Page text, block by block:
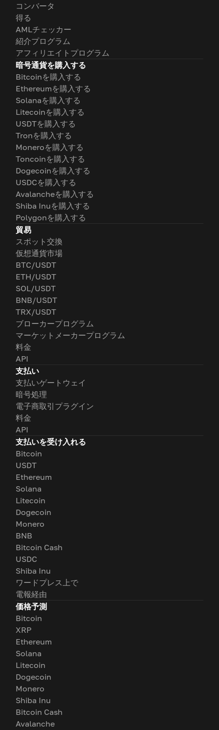
コンバータ
得る
AMLチェッカー
紹介プログラム
アフィリエイトプログラム
暗号通貨を購入する
Bitcoinを購入する
Ethereumを購入する
Solanaを購入する
Litecoinを購入する
USDTを購入する
Tronを購入する
Moneroを購入する
Toncoinを購入する
Dogecoinを購入する
USDCを購入する
Avalancheを購入する
Shiba Inuを購入する
Polygonを購入する
貿易
スポット交換
仮想通貨市場
BTC/USDT
ETH/USDT
SOL/USDT
BNB/USDT
TRX/USDT
ブローカープログラム
マーケットメーカープログラム
料金
API
支払い
支払いゲートウェイ
暗号処理
電子商取引プラグイン
料金
API
支払いを受け入れる
Bitcoin
USDT
Ethereum
Solana
Litecoin
Dogecoin
Monero
BNB
Bitcoin Cash
USDC
Shiba Inu
ワードプレス上で
電報経由
価格予測
Bitcoin
XRP
Ethereum
Solana
Litecoin
Dogecoin
Monero
Shiba Inu
Bitcoin Cash
Avalanche